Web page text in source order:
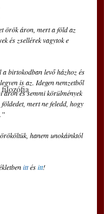
filozófia
örök áron, mert a föld az
és zsellérek vagytok e
birtokodban levő házhoz és
is az. Idegen nemzetből
áron és semmi körülmények
mert ne feledd, hogy
hanem unokáinktól
itt és itt!